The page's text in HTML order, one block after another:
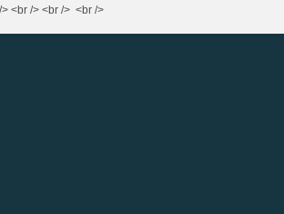
<br /> <br /> <br />